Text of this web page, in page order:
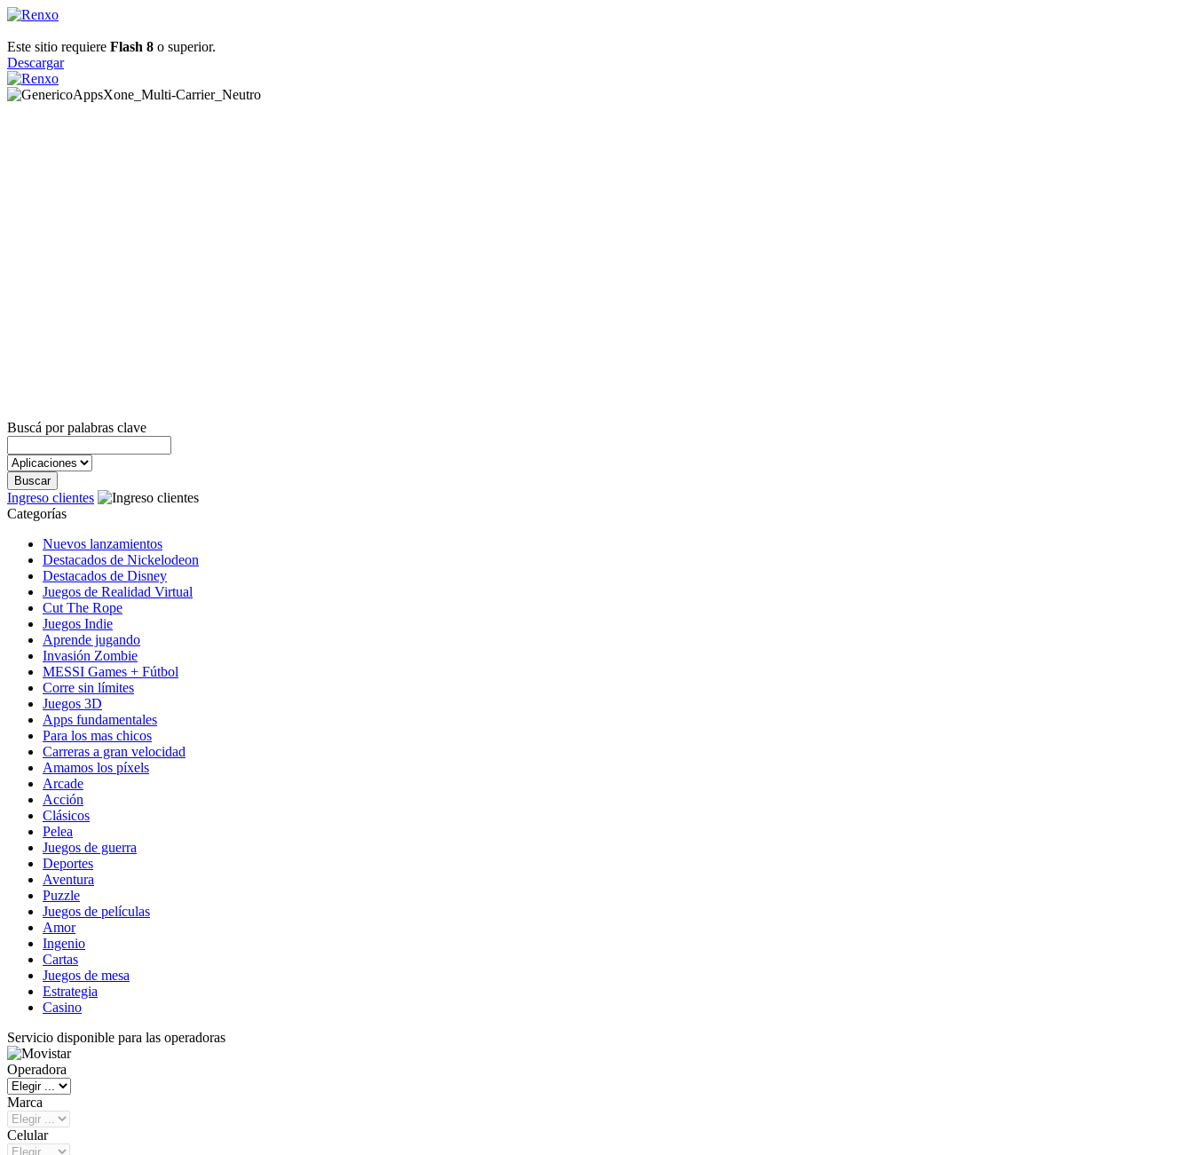
Este sitio requiere Flash 8 o superior.
Descargar
Buscá por palabras clave
Ingreso clientes
Categorías
Nuevos lanzamientos
Destacados de Nickelodeon
Destacados de Disney
Juegos de Realidad Virtual
Cut The Rope
Juegos Indie
Aprende jugando
Invasión Zombie
MESSI Games + Fútbol
Corre sin límites
Juegos 3D
Apps fundamentales
Para los mas chicos
Carreras a gran velocidad
Amamos los píxels
Arcade
Acción
Clásicos
Pelea
Juegos de guerra
Deportes
Aventura
Puzzle
Juegos de películas
Amor
Ingenio
Cartas
Juegos de mesa
Estrategia
Casino
Servicio disponible para las operadoras
Operadora
Marca
Celular